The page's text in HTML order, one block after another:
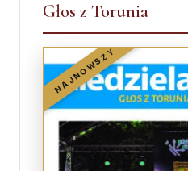
Głos z Torunia
NAJNOWSZY